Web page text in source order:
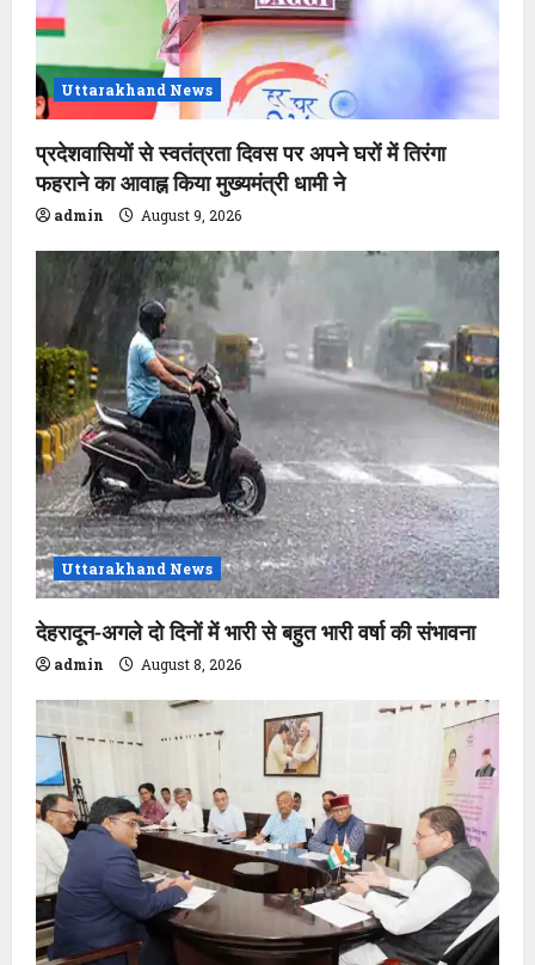
Uttarakhand News
प्रदेशवासियों से स्वतंत्रता दिवस पर अपने घरों में तिरंगा
फहराने का आवाह्न किया मुख्यमंत्री धामी ने
admin August 9, 2026
Uttarakhand News
देहरादून-अगले दो दिनों में भारी से बहुत भारी वर्षा की संभावना
admin August 8, 2026